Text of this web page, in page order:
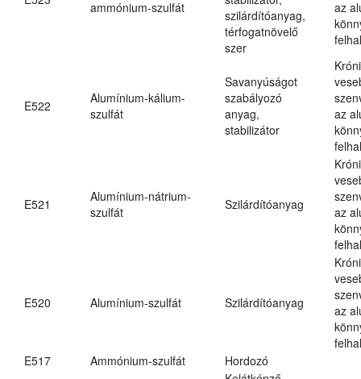
ammónium-szulfát
szilárdítóanyag,
térfogatnövelő
szer
az
E522
Alumínium-kálium-
szulfát
Savanyúságot
szabályozó
anyag,
stabilizátor
az
E521
Alumínium-nátrium-
szulfát
Szilárdítóanyag
az
E520 Alumínium-szulfát Szilárdítóanyag
az
E517
Ammónium-szulfát Hordozó